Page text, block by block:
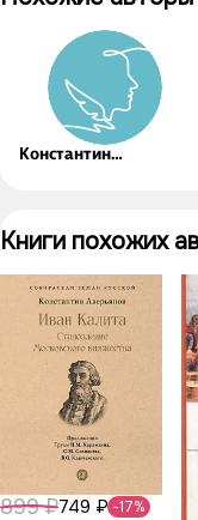
Константин
Книги похожих
899 ₽749 ₽ -17%